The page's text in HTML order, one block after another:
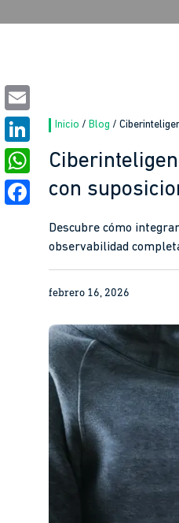
Inicio / Blog /
con
Descubre cómo
observabilidad
Email
LinkedIn
WhatsApp
febrero 16, 2026